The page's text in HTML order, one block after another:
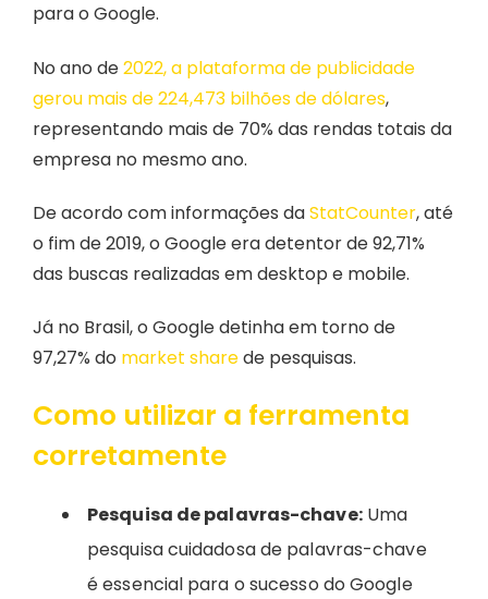
para o Google.
No ano de2022, a plataforma de publicidade
gerou mais de 224,473 bilhões de dólares,
representando mais de 70% das rendas totais da
empresa no mesmo ano.
De acordo com informações daStatCounter, até
o fim de 2019, o Google era detentor de 92,71%
das buscas realizadas em desktop e mobile.
Já no Brasil, o Google detinha em torno de
97,27% do market sharede pesquisas.
Como utilizar a ferramenta
corretamente
Pesquisa de palavras-chave:Uma
pesquisa cuidadosa de palavras-chave
é essencial para o sucesso do Google